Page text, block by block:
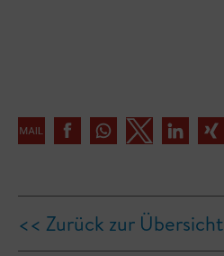
<< Zurück zur Übersicht